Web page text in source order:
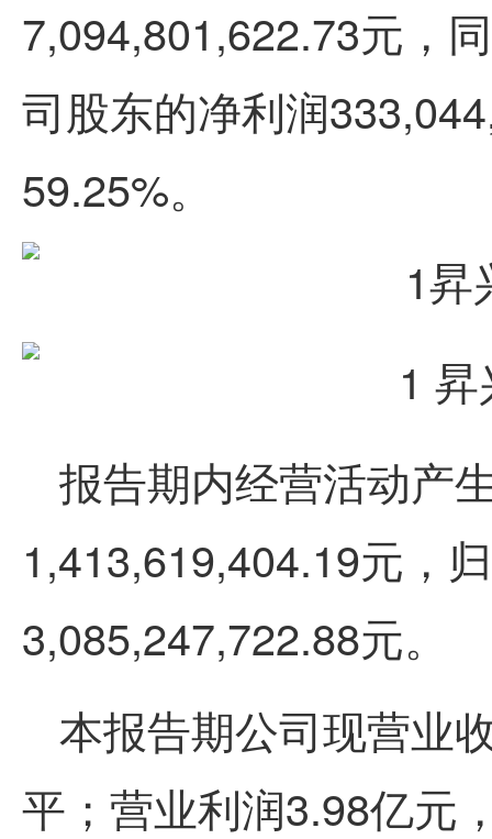
7,094,801,622.73元，
司股东的净利润
59.25%。
报告期内经营活动产
1,413,619,404.19元，
3,085,247,722.88元。
本报告期公司现营业
平；营业利润3.98亿元